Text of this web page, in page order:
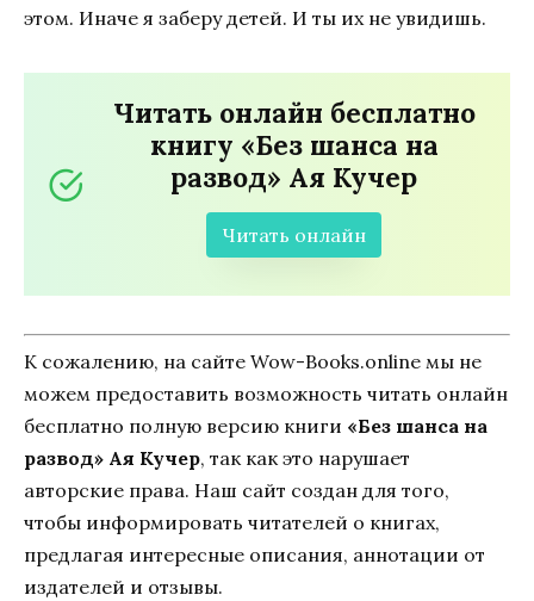
этом. Иначе я заберу детей. И ты их не увидишь.
Читать онлайн бесплатно
книгу «Без шанса на
развод» Ая Кучер
Читать онлайн
К сожалению, на сайте Wow-Books.online мы не
можем предоставить возможность читать онлайн
бесплатно полную версию книги «Без шанса на
развод» Ая Кучер, так как это нарушает
авторские права. Наш сайт создан для того,
чтобы информировать читателей о книгах,
предлагая интересные описания, аннотации от
издателей и отзывы.